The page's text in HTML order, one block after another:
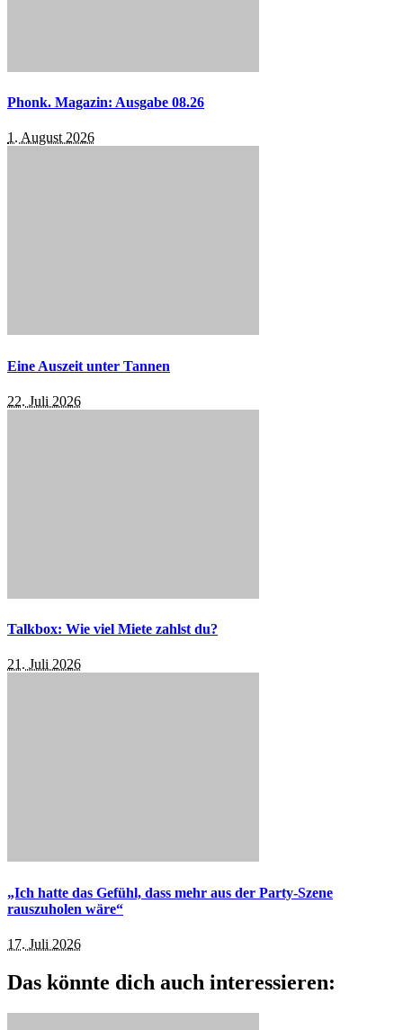
Phonk. Magazin: Ausgabe 08.26
1. August 2026
Eine Auszeit unter Tannen
22. Juli 2026
Talkbox: Wie viel Miete zahlst du?
21. Juli 2026
„Ich hatte das Gefühl, dass mehr aus der Party-Szene
rauszuholen wäre“
17. Juli 2026
Das könnte dich auch interessieren: